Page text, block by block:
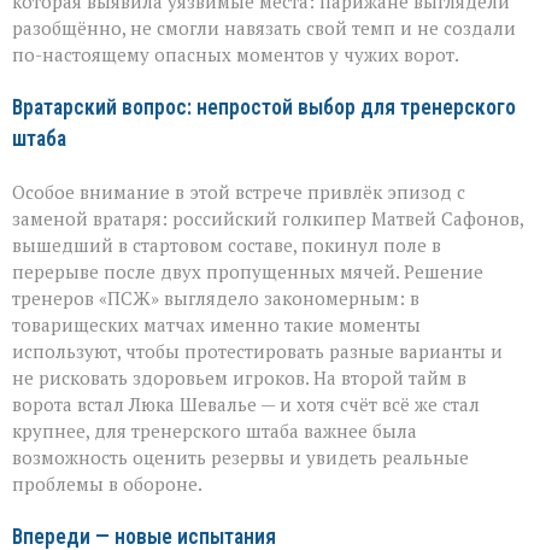
разобщённо, не смогли навязать свой темп и не создали
по-настоящему опасных моментов у чужих ворот.
Вратарский вопрос: непростой выбор для тренерского
штаба
Особое внимание в этой встрече привлёк эпизод с
заменой вратаря: российский голкипер Матвей Сафонов,
вышедший в стартовом составе, покинул поле в
перерыве после двух пропущенных мячей. Решение
тренеров «ПСЖ» выглядело закономерным: в
товарищеских матчах именно такие моменты
используют, чтобы протестировать разные варианты и
не рисковать здоровьем игроков. На второй тайм в
ворота встал Люка Шевалье — и хотя счёт всё же стал
крупнее, для тренерского штаба важнее была
возможность оценить резервы и увидеть реальные
проблемы в обороне.
Впереди — новые испытания